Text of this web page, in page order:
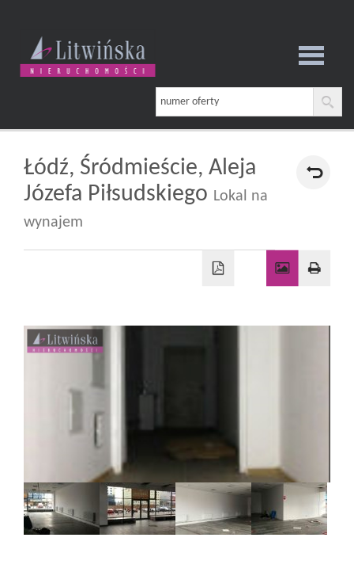
Strona
główna
firmie
Oferta
Działki
Łódź, Śródmieście, Aleja
Józefa Piłsudskiego Lokal na
wynajem